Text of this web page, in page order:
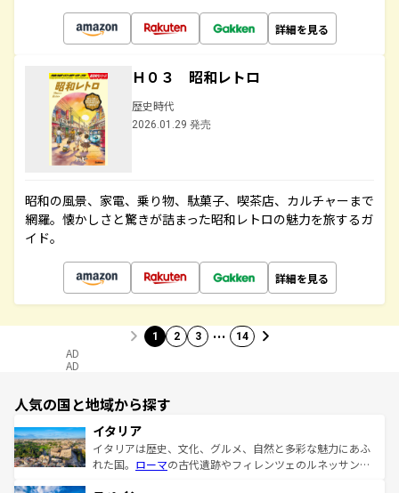
詳細を見る
Ｈ０３ 昭和レトロ
歴史時代
2026.01.29 発売
昭和の風景、家電、乗り物、駄菓子、喫茶店、カルチャーまで
網羅。懐かしさと驚きが詰まった昭和レトロの魅力を旅するガ
イド。
詳細を見る
1 2 3 … 14
AD
AD
人気の国と地域から探す
イタリア
イタリアは歴史、文化、グルメ、自然と多彩な魅力にあふ
れた国。 ローマの古代遺跡やフィレンツェのルネッサンス